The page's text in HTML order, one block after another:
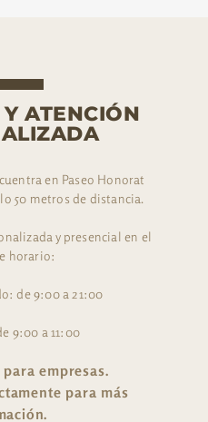
ATENCIÓN
en Paseo Honorat
50 metros de distancia.
y presencial en el
horario:
de 9:00 a 21:00
9:00 a 11:00
empresas.
para más